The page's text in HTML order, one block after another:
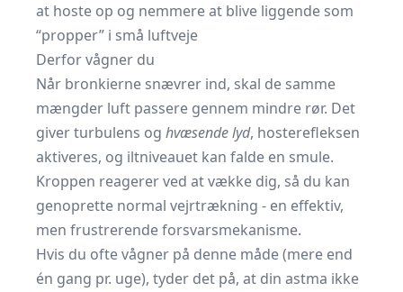
at hoste op og nemmere at blive liggende som
“propper” i små luftveje
Derfor vågner du
Når bronkierne snævrer ind, skal de samme
mængder luft passere gennem mindre rør. Det
giver turbulens og hvæsende lyd, hosterefleksen
aktiveres, og iltniveauet kan falde en smule.
Kroppen reagerer ved at vække dig, så du kan
genoprette normal vejrtrækning - en effektiv,
men frustrerende forsvarsmekanisme.
Hvis du ofte vågner på denne måde (mere end
én gang pr. uge), tyder det på, at din astma ikke